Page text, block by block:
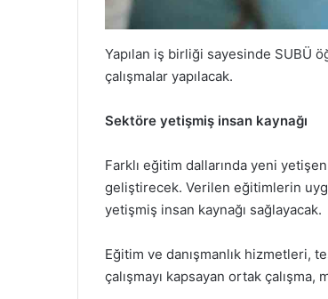
Yapılan iş birliği sayesinde SUBÜ
çalışmalar yapılacak.
Sektöre yetişmiş insan kaynağı
Farklı eğitim dallarında yeni
geliştirecek. Verilen eğitimlerin
yetişmiş insan kaynağı sağlayacak.
Eğitim ve danışmanlık hizmetleri,
çalışmayı kapsayan ortak